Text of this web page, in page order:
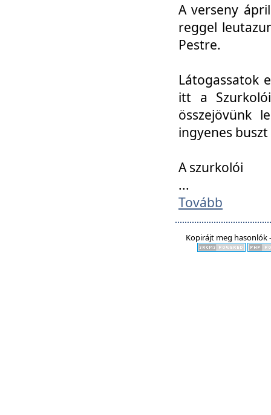
A verseny
reggel
Pestre.
Látogassatok
itt a
összejövünk
ingyenes
A szurkolói
...
Tovább
Kopirájt meg hasonlók